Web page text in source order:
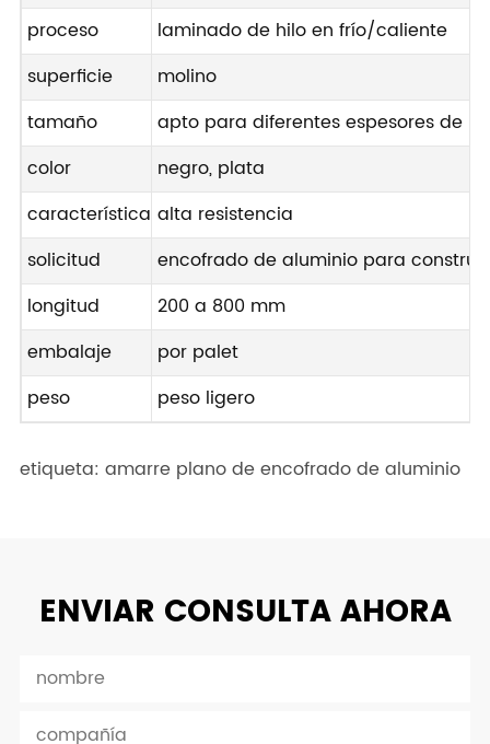
proceso
laminado de hilo en frío/caliente
superficie
molino
tamaño
apto para diferentes espesores de
color
negro, plata
característica alta resistencia
solicitud
encofrado de aluminio para
longitud
200 a 800 mm
embalaje
por palet
peso
peso ligero
etiqueta: amarre plano de encofrado de aluminio
ENVIAR CONSULTA AHORA